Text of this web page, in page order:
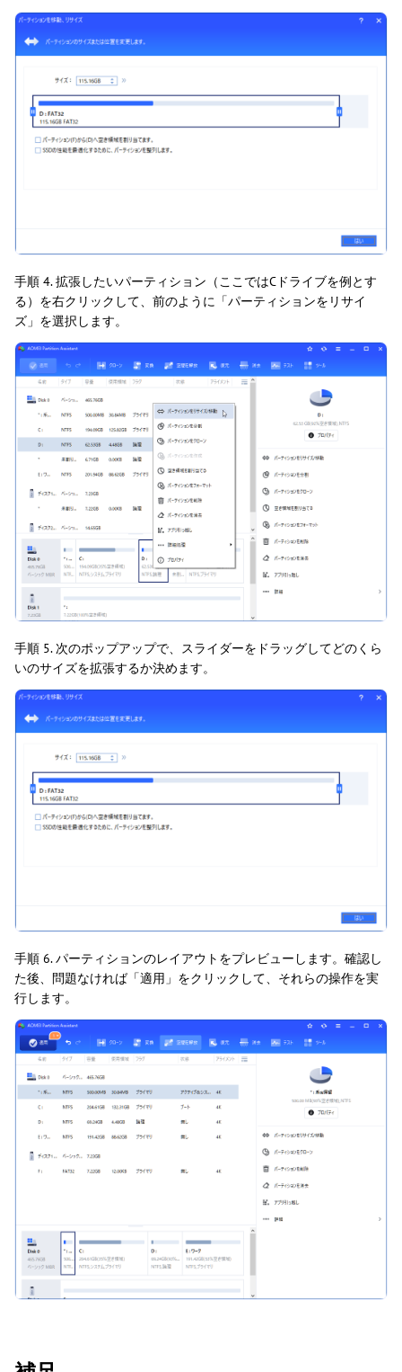
手順 4. 拡張したいパーティション（ここではCドライブを例とす
る）を右クリックして、前のように「パーティションをリサイ
ズ」を選択します。
手順 5. 次のポップアップで、スライダーをドラッグしてどのくら
いのサイズを拡張するか決めます。
手順 6. パーティションのレイアウトをプレビューします。確認し
た後、問題なければ「適用」をクリックして、それらの操作を実
行します。